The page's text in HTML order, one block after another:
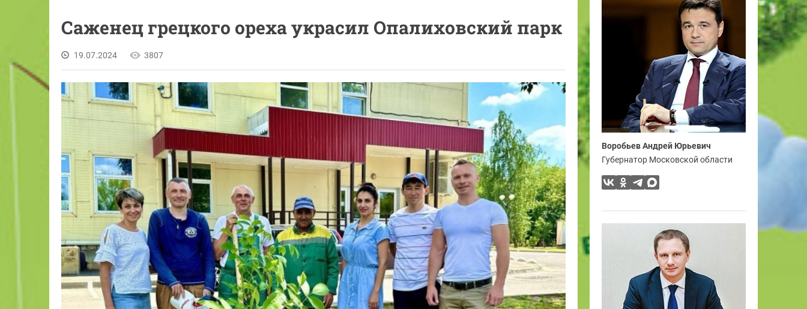
Саженец грецкого ореха украсил Опалиховский парк
19.07.2024 3807
Воробьев Андрей Юрьевич
Губернатор Московской области